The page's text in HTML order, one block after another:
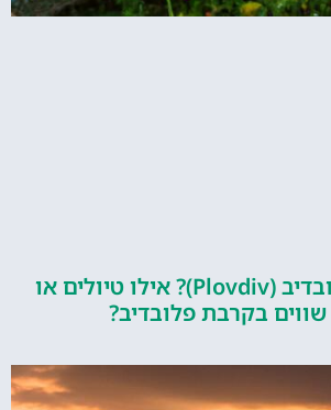
מה יש ליד פלובדיב (Plovdiv)? אילו טיולים או
בקרבת פלובדיב?